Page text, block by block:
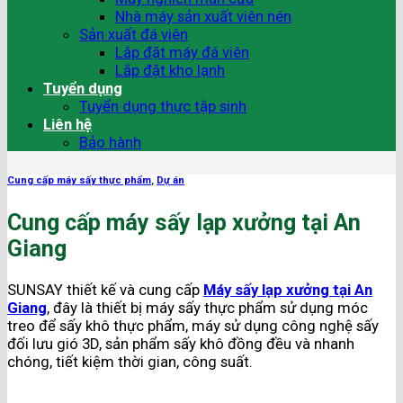
Nhà máy sản xuất viên nén
Sản xuất đá viên
Lắp đặt máy đá viên
Lắp đặt kho lạnh
Tuyển dụng
Tuyển dụng thực tập sinh
Liên hệ
Bảo hành
Cung cấp máy sấy thực phẩm, Dự án
Cung cấp máy sấy lạp xưởng tại An
Giang
SUNSAY thiết kế và cung cấp Máy sấy lạp xưởng tại An
Giang, đây là thiết bị máy sấy thực phẩm sử dụng móc
treo để sấy khô thực phẩm, máy sử dụng công nghệ sấy
đối lưu gió 3D, sản phẩm sấy khô đồng đều và nhanh
chóng, tiết kiệm thời gian, công suất.